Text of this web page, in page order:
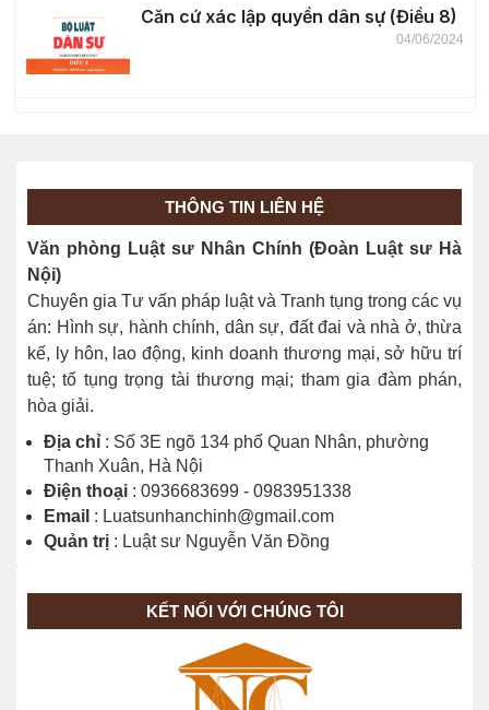
Căn cứ xác lập quyền dân sự (Điều 8)
04/06/2024
Giới hạn việc thực hiện quyền dân sự
(Điều 10)
THÔNG TIN LIÊN HỆ
Văn phòng Luật sư Nhân Chính (Đoàn Luật sư Hà
Nội)
Chuyên gia Tư vấn pháp luật và Tranh tụng trong các vụ
án: Hình sự, hành chính, dân sự, đất đai và nhà ở, thừa
kế, ly hôn, lao động, kinh doanh thương mại, sở hữu trí
tuệ; tố tụng trọng tài thương mại; tham gia đàm phán,
hòa giải.
Địa chỉ : Số 3E ngõ 134 phố Quan Nhân, phường
Thanh Xuân, Hà Nội
Điện thoại : 0936683699 - 0983951338
Email : Luatsunhanchinh@gmail.com
Quản trị : Luật sư Nguyễn Văn Đồng
KẾT NỐI VỚI CHÚNG TÔI